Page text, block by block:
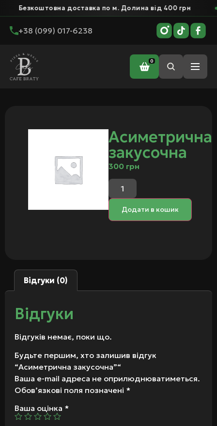
Безкоштовна доставка по м. Долина від 400 грн
+38 (099) 017-6238
0
Головна / Асиметрична закусочна
Асиметрична
закусочна
300 грн
Додати в кошик
Відгуки (0)
Відгуки
Відгуків немає, поки що.
Будьте першим, хто залишив відгук
“Асиметрична закусочна”“
Ваша e-mail адреса не оприлюднюватиметься.
Обов’язкові поля позначені *
Ваша оцінка *